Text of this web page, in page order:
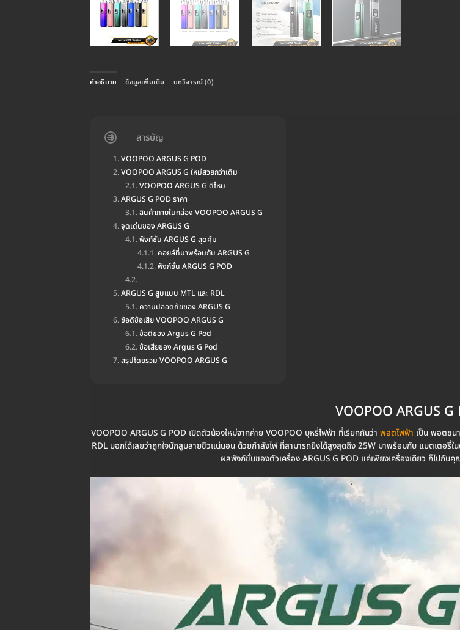
คำอธิบาย ข้อมูลเพิ่มเติม บทวิจารณ์ (0)
สารบัญ
VOOPOO ARGUS G POD
VOOPOO ARGUS G ใหม่สวยกว่าเดิม
VOOPOO ARGUS G ดีไหม
ARGUS G POD ราคา
สินค้าภายในกล่อง VOOPOO ARGUS G
จุดเด่นของ ARGUS G
ฟังก์ชั่น ARGUS G สุดคุ้ม
คอยล์ที่มาพร้อมกับ ARGUS G
ฟังก์ชั่น ARGUS G POD
ARGUS G สูบแบบ MTL และ RDL
ความปลอดภัยของ ARGUS G
ข้อดีข้อเสีย VOOPOO ARGUS G
ข้อดีของ Argus G Pod
ข้อเสียของ Argus G Pod
สรุปโดยรวม VOOPOO ARGUS G
VOOPOO ARGUS G
VOOPOO ARGUS G POD เปิดตัวน้องใหม่จากค่าย VOOPOO บุหรี่ไฟฟ้า ที่เรียกกันว่า พอตไฟฟ้า เป็น พอตขน
RDL บอกได้เลยว่าถูกใจนักสูบสายชิวแน่นอน ด้วยกำลังไฟ ที่สามารถยิงได้สูงสุดถึง 25W มาพร้อมกับ แบตเตอ
ผลฟังก์ชั่นของตัวเครื่อง ARGUS G POD แค่เพียงเครื่องเดียว ก็ไปกับ